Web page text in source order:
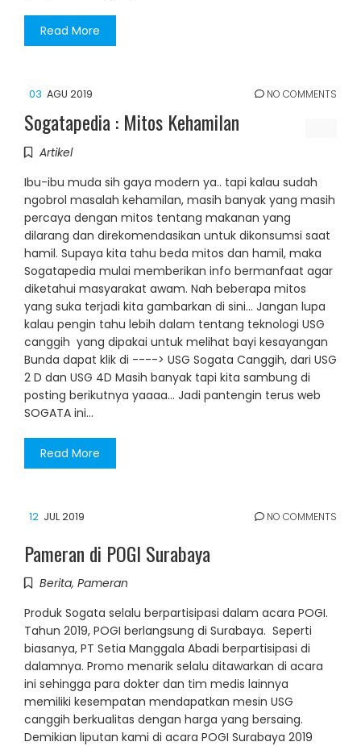
Read More
03 AGU 2019 NO COMMENTS
Sogatapedia : Mitos Kehamilan
Artikel
Ibu-ibu muda sih gaya modern ya.. tapi kalau sudah
ngobrol masalah kehamilan, masih banyak yang masih
percaya dengan mitos tentang makanan yang
dilarang dan direkomendasikan untuk dikonsumsi saat
hamil. Supaya kita tahu beda mitos dan hamil, maka
Sogatapedia mulai memberikan info bermanfaat agar
diketahui masyarakat awam. Nah beberapa mitos
yang suka terjadi kita gambarkan di sini... Jangan lupa
kalau pengin tahu lebih dalam tentang teknologi USG
canggih yang dipakai untuk melihat bayi kesayangan
Bunda dapat klik di ----> USG Sogata Canggih, dari USG
2 D dan USG 4D Masih banyak tapi kita sambung di
posting berikutnya yaaaa... Jadi pantengin terus web
SOGATA ini...
Read More
12 JUL 2019 NO COMMENTS
Pameran di POGI Surabaya
Berita, Pameran
Produk Sogata selalu berpartisipasi dalam acara POGI.
Tahun 2019, POGI berlangsung di Surabaya. Seperti
biasanya, PT Setia Manggala Abadi berpartisipasi di
dalamnya. Promo menarik selalu ditawarkan di acara
ini sehingga para dokter dan tim medis lainnya
memiliki kesempatan mendapatkan mesin USG
canggih berkualitas dengan harga yang bersaing.
Demikian liputan kami di acara POGI Surabaya 2019